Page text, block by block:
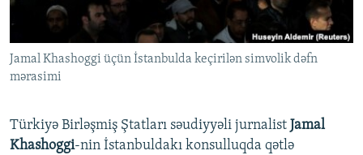
İZ - MƏDƏNIYYƏT PROQRAMI
MATERIALLARIMIZDAN ISTIFADƏ
AZADLIQRADIOSU MOBIL TELEFONUNUZDA
BIZIMLƏ ƏLAQƏ
RFE/RL-in bütün saytları
Jamal Khashoggi üçün İstanbulda keçirilən simvolik dəfn
mərasimi
Türkiyə Birləşmiş Ştatları səudiyyəli jurnalist Jamal
Khashoggi-nin İstanbuldakı konsulluqda qətlə